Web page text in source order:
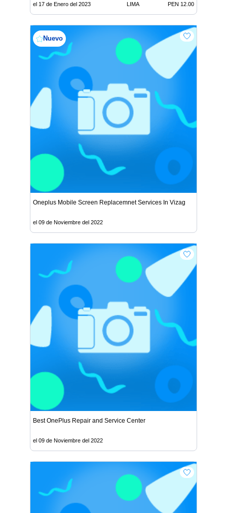
el 17 de Enero del 2023 LIMA PEN 12.00
Nuevo
Oneplus Mobile Screen Replacemnet Services In Vizag
el 09 de Noviembre del 2022
Best OnePlus Repair and Service Center
el 09 de Noviembre del 2022